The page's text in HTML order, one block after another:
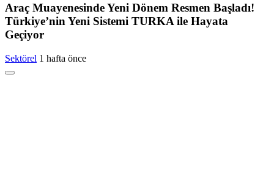
Araç Muayenesinde Yeni Dönem Resmen Başladı!
Türkiye’nin Yeni Sistemi TURKA ile Hayata
Geçiyor
Sektörel 1 hafta önce